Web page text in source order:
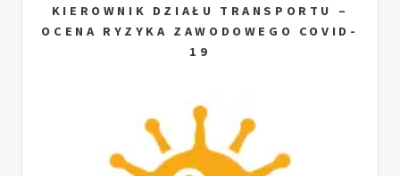
KIEROWNIK DZIAŁU TRANSPORTU –
OCENA RYZYKA ZAWODOWEGO COVID-
19